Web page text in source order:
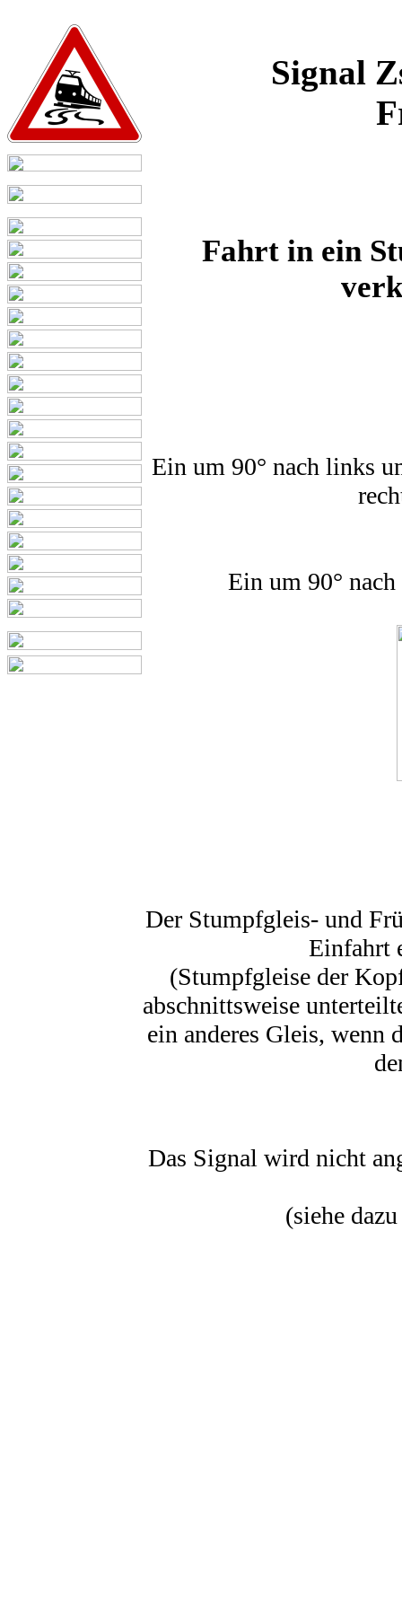
Signal
Fahrt in ein
Ein um 90° nach links
Ein um 90°
Der Stumpfgleis- und
Einfahrt
(Stumpfgleise der
abschnittsweise
ein anderes Gleis, wenn
Das Signal wird nicht
(siehe